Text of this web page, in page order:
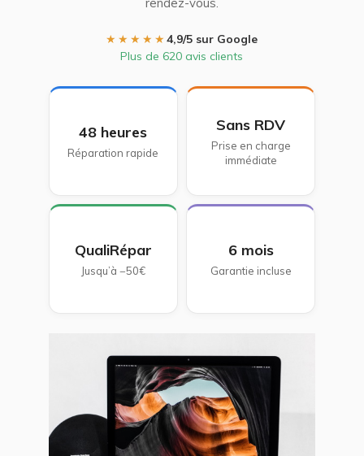
★★★★★4,9/5 sur Google
Plus de 620 avis clients
48 heures
Réparation rapide
Sans RDV
Prise en charge
immédiate
QualiRépar
Jusqu’à −50€
6 mois
Garantie incluse